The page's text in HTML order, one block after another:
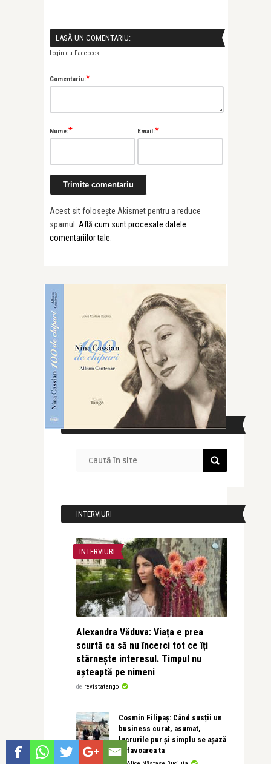
LASĂ UN COMENTARIU:
Login cu Facebook
Comentariu:*
Nume:* Email:*
Acest sit folosește Akismet pentru a reduce
spamul. Află cum sunt procesate datele
comentariilor tale
CAUTĂ ÎN SITE
INTERVIURI
INTERVIURI
Alexandra Văduva: Viața e prea
scurtă ca să nu încerci tot ce îți
stârnește interesul. Timpul nu
așteaptă pe nimeni
de revistatango
Cosmin Filipaș: Când susții un
business curat, asumat,
lucrurile pur și simplu se așază
în favoarea ta